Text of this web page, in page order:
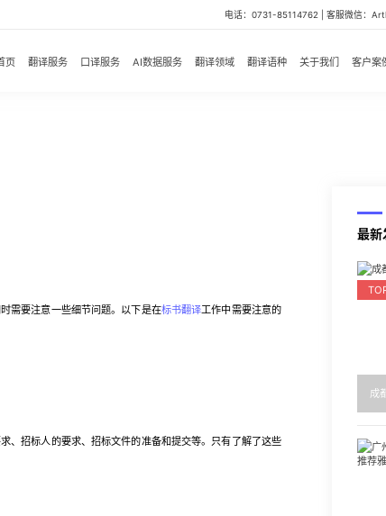
电话：0731-85114762 | 客服微信：
页 翻译服务 口译服务 AI数据服务 翻译领域 翻译语种 关于我们 客户案
需要注意一些细节问题。以下是在标书翻译工作中需要注意的
招标人的要求、招标文件的准备和提交等。只有了解了这些
最新
成